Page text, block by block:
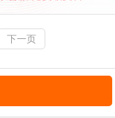
下一页